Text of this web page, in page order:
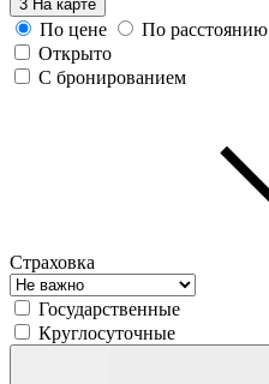
3 На карте
По цене
По расстоянию
Открыто
С бронированием
Страховка
Государственные
Круглосуточные